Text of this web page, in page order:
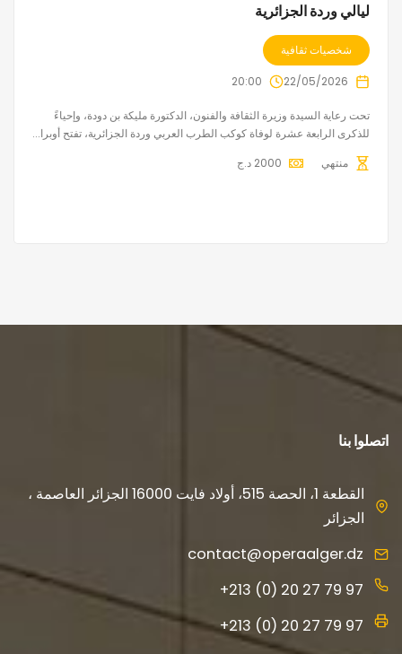
ليالي وردة الجزائرية
شخصيات ثقافية
22/05/2026
20:00
تحت رعاية السيدة وزيرة الثقافة والفنون، الدكتورة مليكة بن دودة، وإحياءً
للذكرى الرابعة عشرة لوفاة كوكب الطرب العربي وردة الجزائرية، تفتح أوبرا...
منتهي
2000 د.ج
اتصلوا بنا
القطعة 1، الحصة 515، أولاد فايت 16000 الجزائر العاصمة ،
الجزائر
contact@operaalger.dz
+213 (0) 20 27 79 97
+213 (0) 20 27 79 97